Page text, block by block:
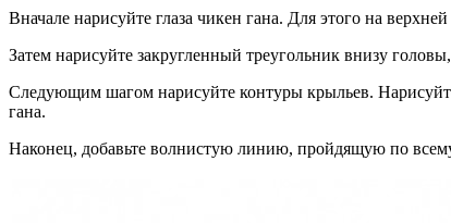
Вначале нарисуйте глаза чикен гана. Для этого на
Затем нарисуйте закругленный треугольник внизу
Следующим шагом нарисуйте контуры крыльев.
гана.
Наконец, добавьте волнистую линию, пройдящую по